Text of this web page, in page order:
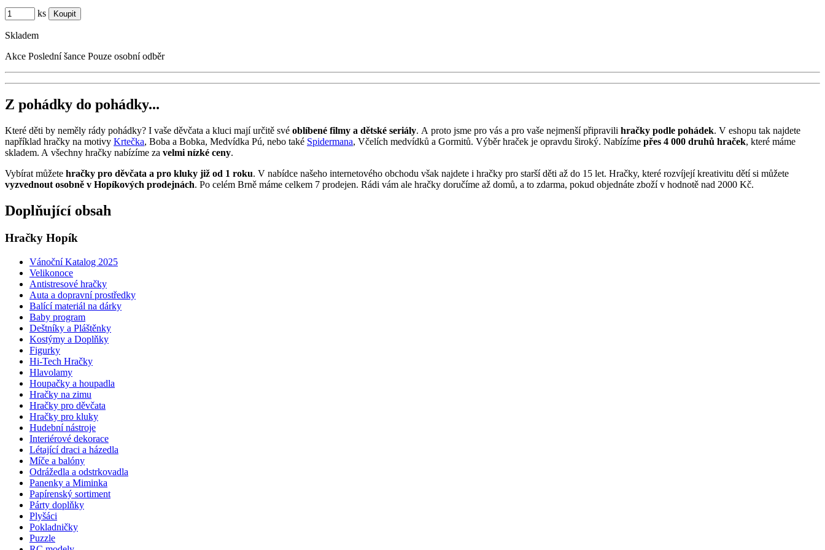
ks
Skladem
Akce Poslední šance Pouze osobní odběr
Z pohádky do pohádky...
Které děti by neměly rády pohádky? I vaše děvčata a kluci mají určitě své oblíbené filmy a dětské seriály. A proto jsme pro vás a pro vaše nejmenší připravili hračky podle pohádek. V eshopu tak najdete
například hračky na motivy Krtečka, Boba a Bobka, Medvídka Pú, nebo také Spidermana, Včelích medvídků a Gormitů. Výběr hraček je opravdu široký. Nabízíme přes 4 000 druhů hraček, které máme
skladem. A všechny hračky nabízíme za velmi nízké ceny.
Vybírat můžete hračky pro děvčata a pro kluky již od 1 roku. V nabídce našeho internetového obchodu však najdete i hračky pro starší děti až do 15 let. Hračky, které rozvíjejí kreativitu dětí si můžete
vyzvednout osobně v Hopíkových prodejnách. Po celém Brně máme celkem 7 prodejen. Rádi vám ale hračky doručíme až domů, a to zdarma, pokud objednáte zboží v hodnotě nad 2000 Kč.
Doplňující obsah
Hračky Hopík
Vánoční Katalog 2025
Velikonoce
Antistresové hračky
Auta a dopravní prostředky
Balící materiál na dárky
Baby program
Deštníky a Pláštěnky
Kostýmy a Doplňky
Figurky
Hi-Tech Hračky
Hlavolamy
Houpačky a houpadla
Hračky na zimu
Hračky pro děvčata
Hračky pro kluky
Hudební nástroje
Interiérové dekorace
Létající draci a házedla
Míče a balóny
Odrážedla a odstrkovadla
Panenky a Miminka
Papírenský sortiment
Párty doplňky
Plyšáci
Pokladničky
Puzzle